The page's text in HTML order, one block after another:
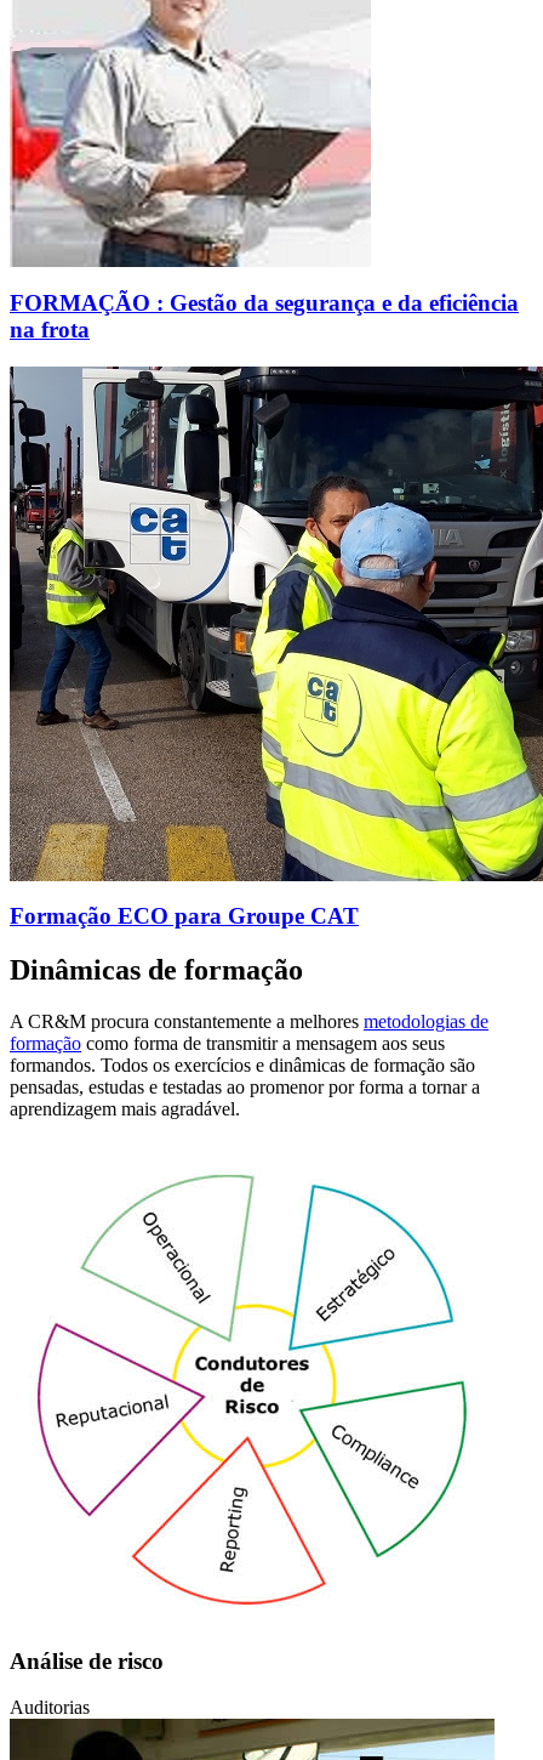
FORMAÇÃO : Gestão da segurança e da eficiência
na frota
Formação ECO para Groupe CAT
Dinâmicas de formação
A CR&M procura constantemente a melhores metodologias de
formação como forma de transmitir a mensagem aos seus
formandos. Todos os exercícios e dinâmicas de formação são
pensadas, estudas e testadas ao promenor por forma a tornar a
aprendizagem mais agradável.
Análise de risco
Auditorias